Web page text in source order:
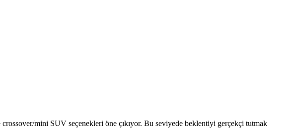
mini SUV seçenekleri öne çıkıyor. Bu seviyede beklentiyi gerçekçi tutmak